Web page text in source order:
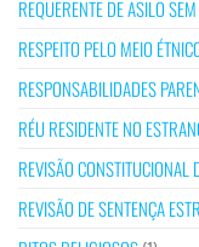
REQUERENTE DE ASILO
RESPEITO PELO MEIO
RESPONSABILIDADES
RÉU RESIDENTE NO
REVISÃO CONSTITUCIONAL
REVISÃO DE SENTENÇA